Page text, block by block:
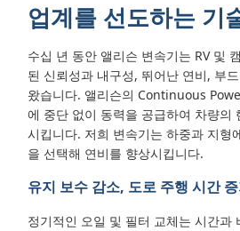
업계를 선도하는 기
수십 년 동안 앨리슨 변속기는 RV 및
된 신뢰성과 내구성, 뛰어난 연비, 부
왔습니다. 앨리슨의 Continuous
에 중단 없이 동력을 공급하여 차량의
시킵니다. 저희 변속기는 하중과 지형
을 선택해 연비를 향상시킵니다.
유지 보수 감소, 도로 주행 시간
정기적인 오일 및 필터 교체는 시간과